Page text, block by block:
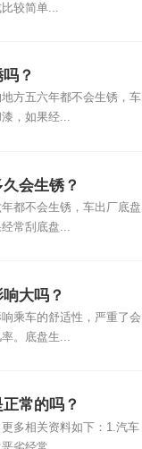
较简单...
？
方五六年都不会生锈，车
，如果经...
会生锈？
都不会生锈，车出厂底盘
常刮底盘...
大吗？
乘车的舒适性，严重了会
。底盘生...
常的吗？
多相关资料如下：1.汽车